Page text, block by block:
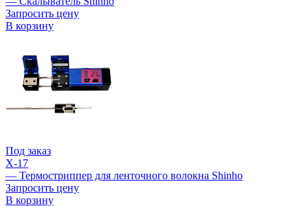
Запросить цену
В корзину
Под заказ
X-17
— Термостриппер для ленточного волокна Shinho
Запросить цену
В корзину